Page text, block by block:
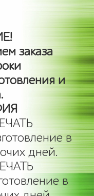
заказа
и
в
дней.
в